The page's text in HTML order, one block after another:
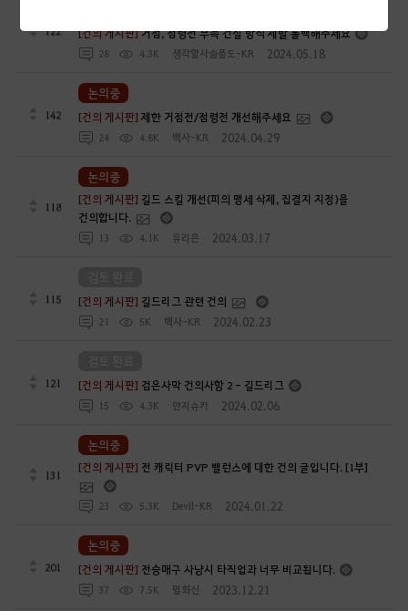
122 [건의 게시판]거점, 점령전 부속 건설 방식 제발 롤백해주세요
28 4.3K 생각할사슬플도-KR 2024.05.18
142 [건의 게시판]제한 거점전/점령전 개선해주세요
24 4.8K 백사-KR 2024.04.29
논의중
118
[건의 게시판] 길드 스킬 개선(피의 맹세 삭제, 집결지 지정)을
건의합니다.
13 4.1K 유리은 2024.03.17
논의중
115 [건의 게시판] 길드리그 관련 건의
21 5K 백사-KR 2024.02.23
121 [건의 게시판] 검은사막 건의사항 2 - 길드리그
15 4.3K 얀지슈카 2024.02.06
131
[건의 게시판] 전 캐릭터 PVP 밸런스에 대한 건의 글입니다. [1부]
23 5.3K Devil-KR 2024.01.22
논의중
201 [건의 게시판] 전승매구 사냥시 타직업과 너무 비교됩니다.
37 7.5K 멸화신 2023.12.21
논의중